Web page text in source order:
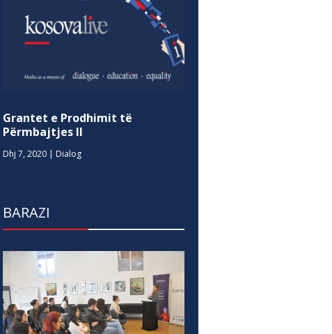
Grantet e Prodhimit të
Përmbajtjes II
Dhj 7, 2020 | Dialog
BARAZI